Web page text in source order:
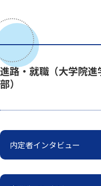
進路・就職（大学院
部）
内定者インタビュー